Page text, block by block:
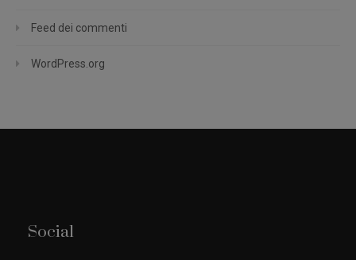
Feed dei commenti
WordPress.org
Social